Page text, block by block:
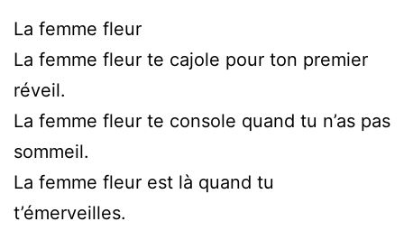
La femme fleur
La femme fleur te cajole pour ton premier
réveil.
La femme fleur te console quand tu n’as pas
sommeil.
La femme fleur est là quand tu
t’émerveilles.